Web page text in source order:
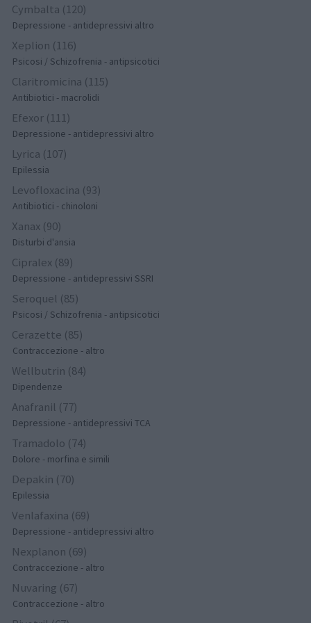
Cymbalta (120)
Depressione - antidepressivi altro
Xeplion (116)
Psicosi / Schizofrenia - antipsicotici
Claritromicina (115)
Antibiotici - macrolidi
Efexor (111)
Depressione - antidepressivi altro
Lyrica (107)
Epilessia
Levofloxacina (93)
Antibiotici - chinoloni
Xanax (90)
Disturbi d'ansia
Cipralex (89)
Depressione - antidepressivi SSRI
Seroquel (85)
Psicosi / Schizofrenia - antipsicotici
Cerazette (85)
Contraccezione - altro
Wellbutrin (84)
Dipendenze
Anafranil (77)
Depressione - antidepressivi TCA
Tramadolo (74)
Dolore - morfina e simili
Depakin (70)
Epilessia
Venlafaxina (69)
Depressione - antidepressivi altro
Nexplanon (69)
Contraccezione - altro
Nuvaring (67)
Contraccezione - altro